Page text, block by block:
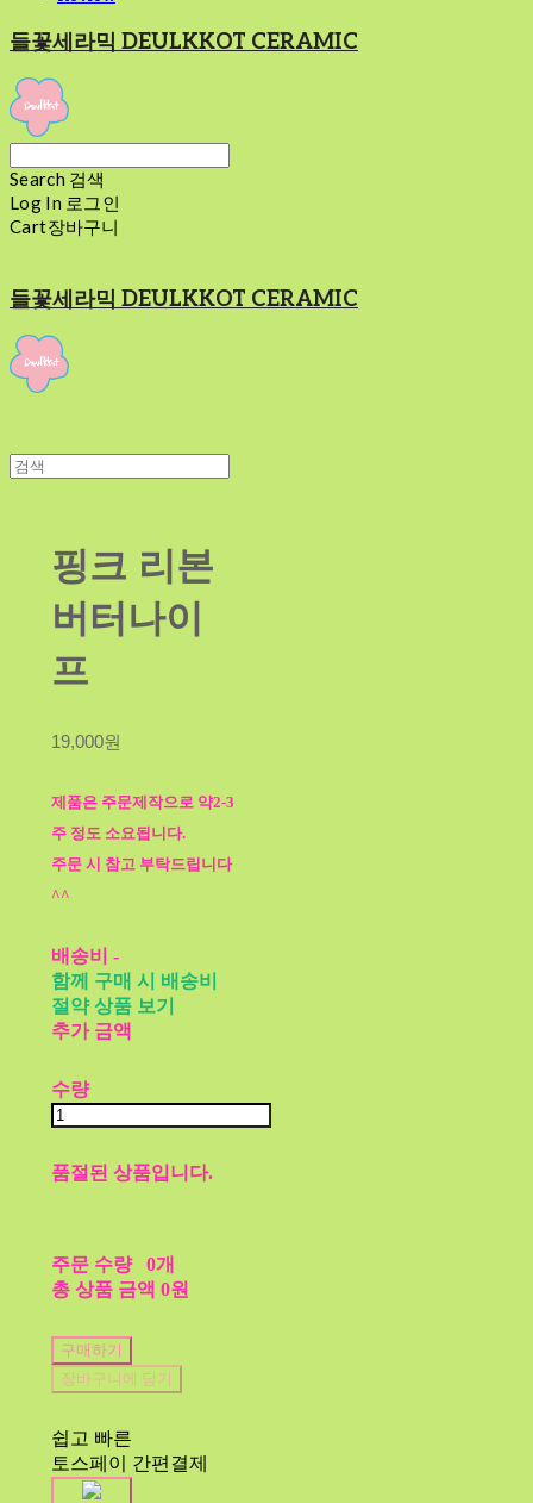
들꽃세라믹 DEULKKOT CERAMIC
Search 검색
Log In 로그인
Cart장바구니
들꽃세라믹 DEULKKOT CERAMIC
핑크 리본
버터나이
프
19,000원
제품은 주문제작으로 약2-3
주 정도 소요됩니다.
주문 시 참고 부탁드립니다
^^
배송비 -
함께 구매 시 배송비
절약 상품 보기
추가 금액
수량
품절된 상품입니다.
주문 수량
0개
총 상품 금액 0원
구매하기
장바구니에 담기
쉽고 빠른
토스페이 간편결제